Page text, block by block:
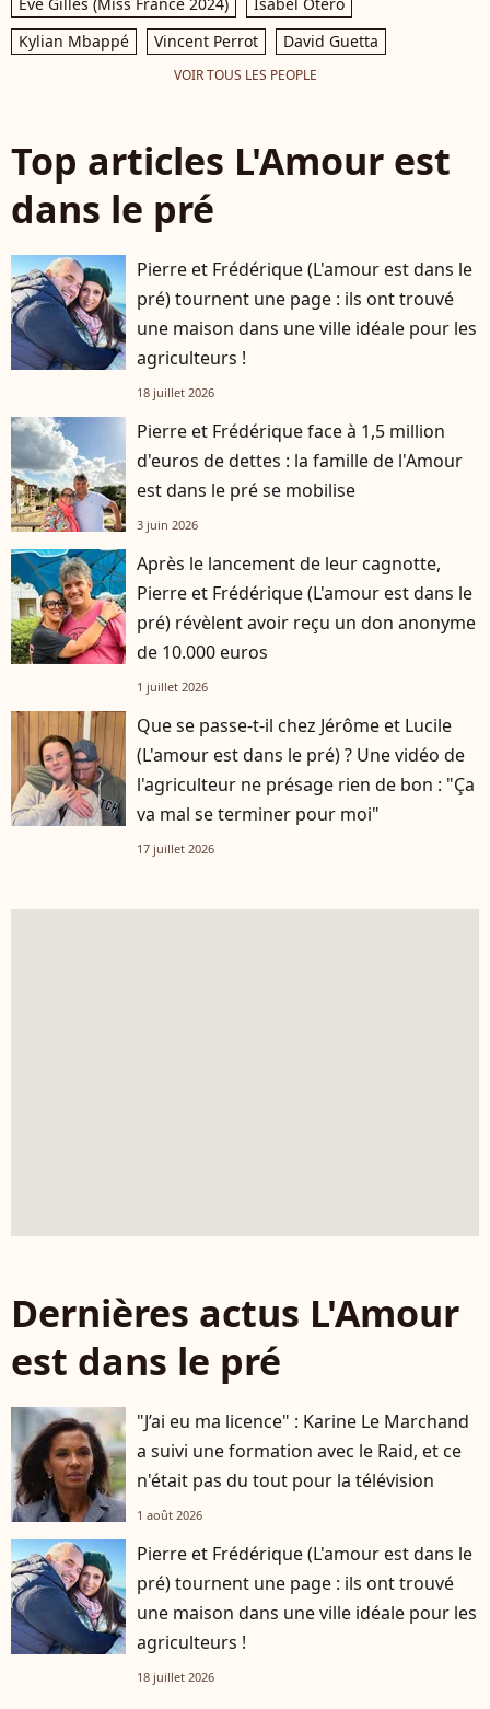
Kylian Mbappé
Vincent Perrot David Guetta
VOIR TOUS LES PEOPLE
Top articles L'Amour est
dans le pré
Pierre et Frédérique (L'amour est dans le
pré) tournent une page : ils ont trouvé
une maison dans une ville idéale pour les
agriculteurs !
18 juillet 2026
Pierre et Frédérique face à 1,5 million
d'euros de dettes : la famille de l'Amour
est dans le pré se mobilise
3 juin 2026
Après le lancement de leur cagnotte,
Pierre et Frédérique (L'amour est dans le
pré) révèlent avoir reçu un don anonyme
de 10.000 euros
1 juillet 2026
Que se passe-t-il chez Jérôme et Lucile
(L'amour est dans le pré) ? Une vidéo de
l'agriculteur ne présage rien de bon : "Ça
va mal se terminer pour moi"
17 juillet 2026
Dernières actus L'Amour
est dans le pré
"J’ai eu ma licence" : Karine Le Marchand
a suivi une formation avec le Raid, et ce
n'était pas du tout pour la télévision
1 août 2026
Pierre et Frédérique (L'amour est dans le
pré) tournent une page : ils ont trouvé
une maison dans une ville idéale pour les
agriculteurs !
18 juillet 2026